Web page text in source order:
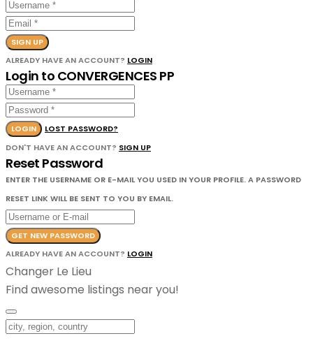
SIGN UP
ALREADY HAVE AN ACCOUNT? LOGIN
Login to CONVERGENCES PP
LOGIN
LOST PASSWORD?
DON'T HAVE AN ACCOUNT? SIGN UP
Reset Password
ENTER THE USERNAME OR E-MAIL YOU USED IN YOUR PROFILE. A PASSWORD
RESET LINK WILL BE SENT TO YOU BY EMAIL.
GET NEW PASSWORD
ALREADY HAVE AN ACCOUNT? LOGIN
Changer Le Lieu
Find awesome listings near you!
Changer Le Lieu